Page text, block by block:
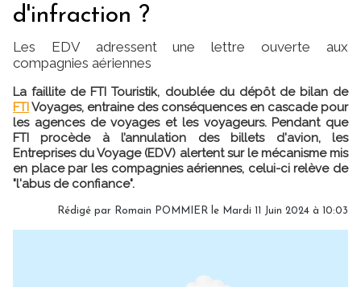
d'infraction ?
Les EDV adressent une lettre ouverte aux
compagnies aériennes
La faillite de FTI Touristik, doublée du dépôt de bilan de
FTIVoyages, entraine des conséquences en cascade pour
les agences de voyages et les voyageurs. Pendant que
FTI procède à l’annulation des billets d'avion, les
Entreprises du Voyage (EDV) alertent sur le mécanisme mis
en place par les compagnies aériennes, celui-ci relève de
"l'abus de confiance".
Rédigé par Romain POMMIER le Mardi 11 Juin 2024 à 10:03